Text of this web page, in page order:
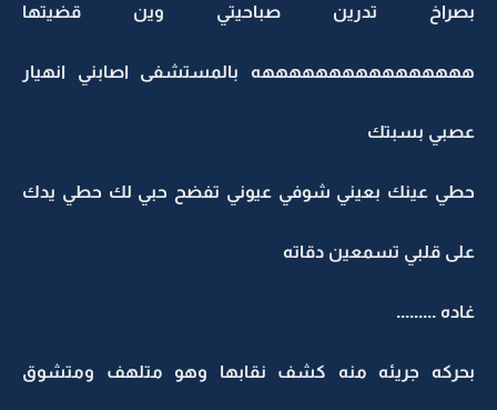
بصراخ تدرين صباحيتي وين قضيتها
ههههههههههههههههه بالمستشفى اصابني انهيار
عصبي بسبتك
حطي عينك بعيني شوفي عيوني تفضح حبي لك حطي يدك
على قلبي تسمعين دقاته
غاده .........
بحركه جريئه منه كشف نقابها وهو متلهف ومتشوق